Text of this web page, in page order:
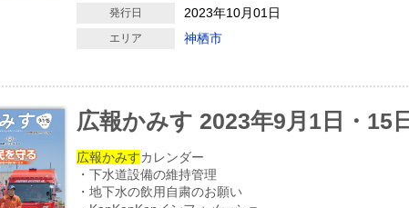
発行日 2023年10月01日
エリア 神栖市
広報かみす 2023年9月1日・15
広報かみすカレンダー
・下水道設備の維持管理
・地下水の飲用自粛のお願い